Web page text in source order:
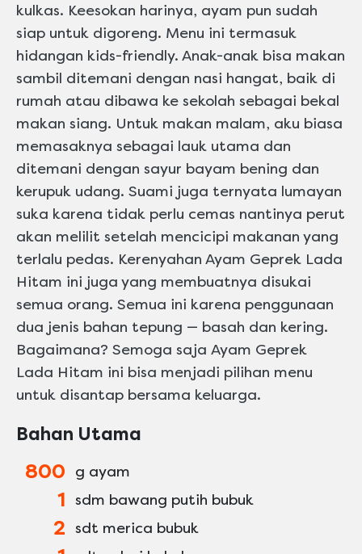
kulkas. Keesokan harinya, ayam pun sudah
siap untuk digoreng. Menu ini termasuk
hidangan kids-friendly. Anak-anak bisa makan
sambil ditemani dengan nasi hangat, baik di
rumah atau dibawa ke sekolah sebagai bekal
makan siang. Untuk makan malam, aku biasa
memasaknya sebagai lauk utama dan
ditemani dengan sayur bayam bening dan
kerupuk udang. Suami juga ternyata lumayan
suka karena tidak perlu cemas nantinya perut
akan melilit setelah mencicipi makanan yang
terlalu pedas. Kerenyahan Ayam Geprek Lada
Hitam ini juga yang membuatnya disukai
semua orang. Semua ini karena penggunaan
dua jenis bahan tepung — basah dan kering.
Bagaimana? Semoga saja Ayam Geprek
Lada Hitam ini bisa menjadi pilihan menu
untuk disantap bersama keluarga.
Bahan Utama
800 g ayam
1 sdm bawang putih bubuk
2 sdt merica bubuk